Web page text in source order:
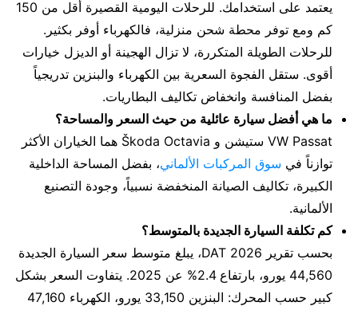
يعتمد على استخدامك. للرحلات اليومية القصيرة أقل من 150
كم ومع توفر محطة شحن منزلية، فالكهرباء أوفر بكثير.
للرحلات الطويلة المتكررة، لا تزال الهجينة أو الديزل خيارات
أقوى. ستقل الفجوة السعرية بين الكهرباء والبنزين تدريجياً
بفضل المنافسة وانخفاض تكاليف البطاريات.
ما هي أفضل سيارة عائلية من حيث السعر والمساحة؟
VW Passat ستيشن و Škoda Octavia هما الخياران الأكثر
توازناً في سوق المركبات الألماني، بفضل المساحة الداخلية
الكبيرة، تكاليف الصيانة المنخفضة نسبياً، وجودة التصنيع
الألمانية.
كم تكلفة السيارة الجديدة بالمتوسط؟
بحسب تقرير DAT 2026، يبلغ متوسط سعر السيارة الجديدة
44,560 يورو، بارتفاع 2.4% عن 2025. يتفاوت السعر بشكل
كبير حسب المحرك: البنزين 33,150 يورو، الكهرباء 47,160